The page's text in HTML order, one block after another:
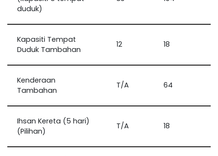
duduk)
Kapasiti Tempat
Duduk Tambahan
12 18
Kenderaan
Tambahan
T/A 64
Ihsan Kereta (5 hari)
(Pilihan)
T/A 18